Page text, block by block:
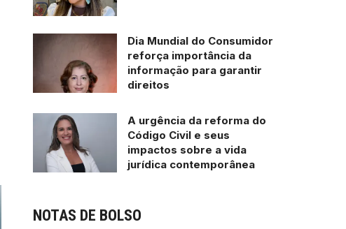
Dia Mundial do Consumidor
reforça importância da
informação para garantir
direitos
A urgência da reforma do
Código Civil e seus
impactos sobre a vida
jurídica contemporânea
NOTAS DE BOLSO